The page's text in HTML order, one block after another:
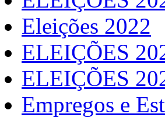
Eleições 2022
ELEIÇÕES
ELEIÇÕES
Empregos e